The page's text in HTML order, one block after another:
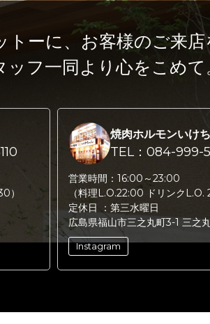
ーに、 お客様のご来
ッフ一同より心をこめて
）
焼肉ホルモンいけ
TEL：084-999-
営業時間： 16:00～23:00
（料理L.O.22:00 ドリンクL.O.
定休日 ： 第三水曜日
広島県福山市三之丸町3-1 三之
Instagram